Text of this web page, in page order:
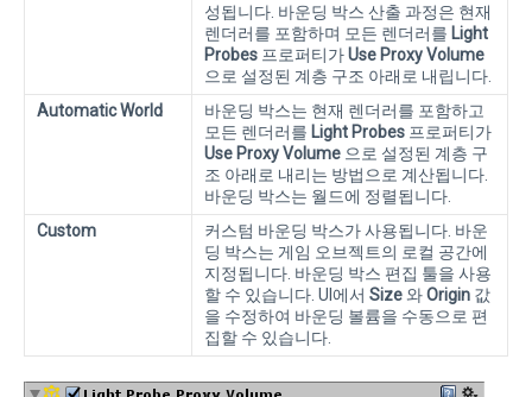
성됩니다. 바운딩 박스 산출 과정은 현재
렌더러를 포함하며 모든 렌더러를 Light
Probes 프로퍼티가Use Proxy Volume
으로 설정된 계층 구조 아래로 내립니다.
Automatic World
바운딩 박스는 현재 렌더러를 포함하고
모든 렌더러를 Light Probes 프로퍼티가
Use Proxy Volume 으로 설정된 계층 구
조 아래로 내리는 방법으로 계산됩니다.
바운딩 박스는 월드에 정렬됩니다.
Custom
커스텀 바운딩 박스가 사용됩니다. 바운
딩 박스는 게임 오브젝트의 로컬 공간에
지정됩니다. 바운딩 박스 편집 툴을 사용
할 수 있습니다. UI에서 Size와Origin 값
을 수정하여 바운딩 볼륨을 수동으로 편
집할 수 있습니다.